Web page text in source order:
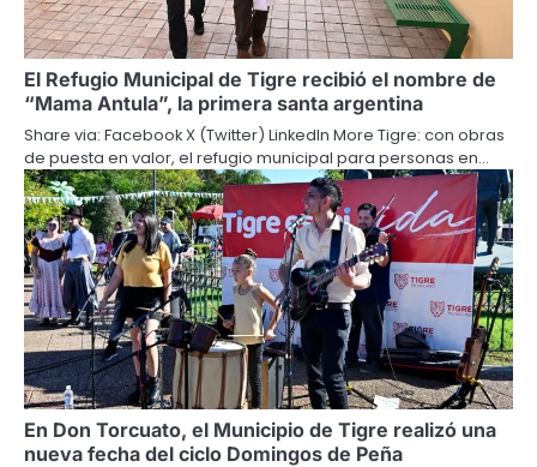
El Refugio Municipal de Tigre recibió el nombre de
“Mama Antula”, la primera santa argentina
Share via: Facebook X (Twitter) LinkedIn More Tigre: con obras
de puesta en valor, el refugio municipal para personas en…
En Don Torcuato, el Municipio de Tigre realizó una
nueva fecha del ciclo Domingos de Peña